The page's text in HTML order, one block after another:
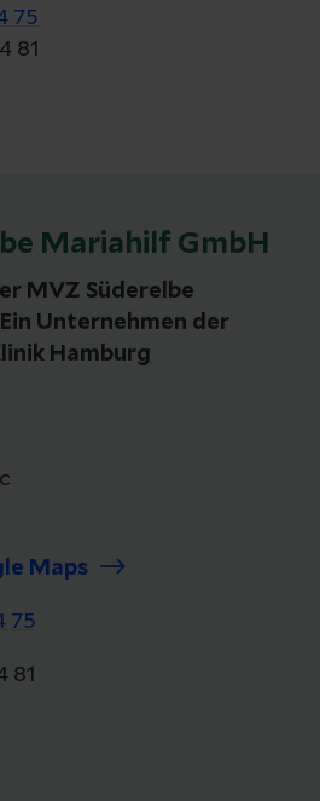
75
81
Mariahilf GmbH
MVZ Süderelbe
Unternehmen der
Hamburg
Maps
75
81